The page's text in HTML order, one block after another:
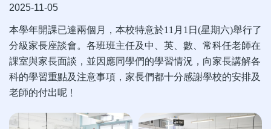
2025-11-05
本學年開課已達兩個月，本校特意於11 月 1 日 (星期六)舉行了
分級家長座談會。各班班主任及中、英、數、常科任老師在
課室與家長面談，並因應同學們的學習情況，向家長講解各
科的學習重點及注意事項，家長們都十分感謝學校的安排及
老師的付出呢﹗